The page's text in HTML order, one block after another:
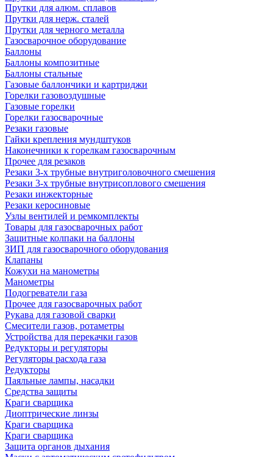
Прутки для алюм. сплавов
Прутки для нерж. сталей
Прутки для черного металла
Газосварочное оборудование
Баллоны
Баллоны композитные
Баллоны стальные
Газовые баллончики и картриджи
Горелки газовоздушные
Газовые горелки
Горелки газосварочные
Резаки газовые
Гайки крепления мундштуков
Наконечники к горелкам газосварочным
Прочее для резаков
Резаки 3-х трубные внутриголовочного смешения
Резаки 3-х трубные внутрисоплового смешения
Резаки инжекторные
Резаки керосиновые
Узлы вентилей и ремкомплекты
Товары для газосварочных работ
Защитные колпаки на баллоны
ЗИП для газосварочного оборудования
Клапаны
Кожухи на манометры
Манометры
Подогреватели газа
Прочее для газосварочных работ
Рукава для газовой сварки
Смесители газов, ротаметры
Устройства для перекачки газов
Редукторы и регуляторы
Регуляторы расхода газа
Редукторы
Паяльные лампы, насадки
Средства защиты
Краги сварщика
Диоптрические линзы
Краги сварщика
Краги сварщика
Защита органов дыхания